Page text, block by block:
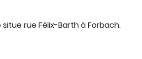
rue Félix-Barth à Forbach.